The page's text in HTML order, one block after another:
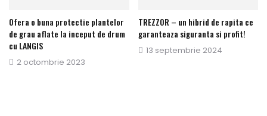
Ofera o buna protectie plantelor
de grau aflate la inceput de drum
cu LANGIS
Publicat
2 octombrie 2023
TREZZOR – un hibrid de rapita ce
garanteaza siguranta si profit!
Publicat
13 septembrie 2024